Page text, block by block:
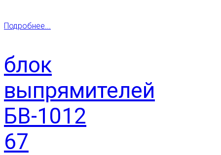
Подробнее...
блок
выпрямителей
БВ-1012
67